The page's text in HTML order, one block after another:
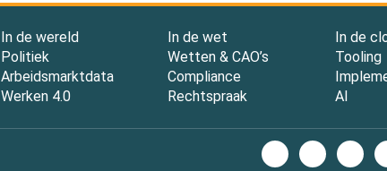
In de wereld
Politiek
Arbeidsmarktdata
Werken 4.0
In de wet
Wetten & CAO’s
Compliance
Rechtspraak
In de
Tooling
AI